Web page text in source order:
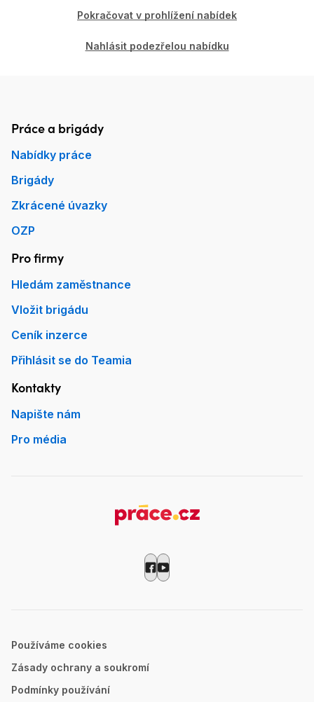
Pokračovat v prohlížení nabídek
Nahlásit podezřelou nabídku
Patička Práce.cz
Práce a brigády
Nabídky práce
Brigády
Zkrácené úvazky
OZP
Pro firmy
Hledám zaměstnance
Vložit brigádu
Ceník inzerce
Přihlásit se do Teamia
Kontakty
Napište nám
Pro média
Používáme cookies
Zásady ochrany a soukromí
Podmínky používání